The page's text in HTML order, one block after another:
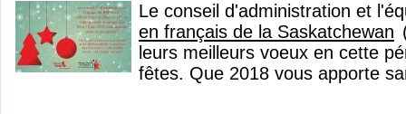
Le conseil d'administration et
en français de la Saskatchewan
leurs meilleurs voeux en cette
fêtes. Que 2018 vous apporte